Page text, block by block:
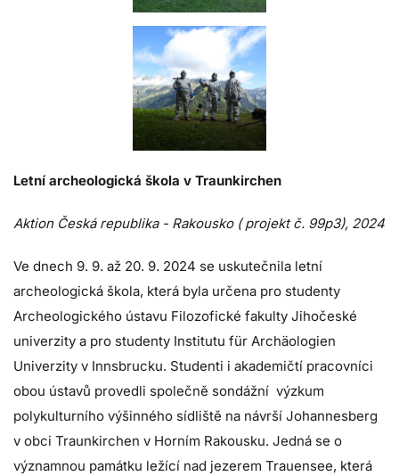
Letní archeologická škola v Traunkirchen
Aktion Česká republika - Rakousko ( projekt č. 99p3), 2024
Ve dnech 9. 9. až 20. 9. 2024 se uskutečnila letní
archeologická škola, která byla určena pro studenty
Archeologického ústavu Filozofické fakulty Jihočeské
univerzity a pro studenty Institutu für Archäologien
Univerzity v Innsbrucku. Studenti i akademičtí pracovníci
obou ústavů provedli společně sondážní výzkum
polykulturního výšinného sídliště na návrší Johannesberg
v obci Traunkirchen v Horním Rakousku. Jedná se o
významnou památku ležící nad jezerem Trauensee, která